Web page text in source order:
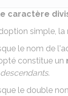
caractère
simple,
le nom de
constitue un
descendants.
le double